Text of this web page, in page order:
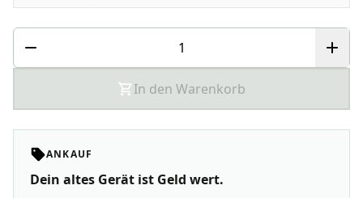
In den Warenkorb
ANKAUF
Dein altes Gerät ist Geld wert.